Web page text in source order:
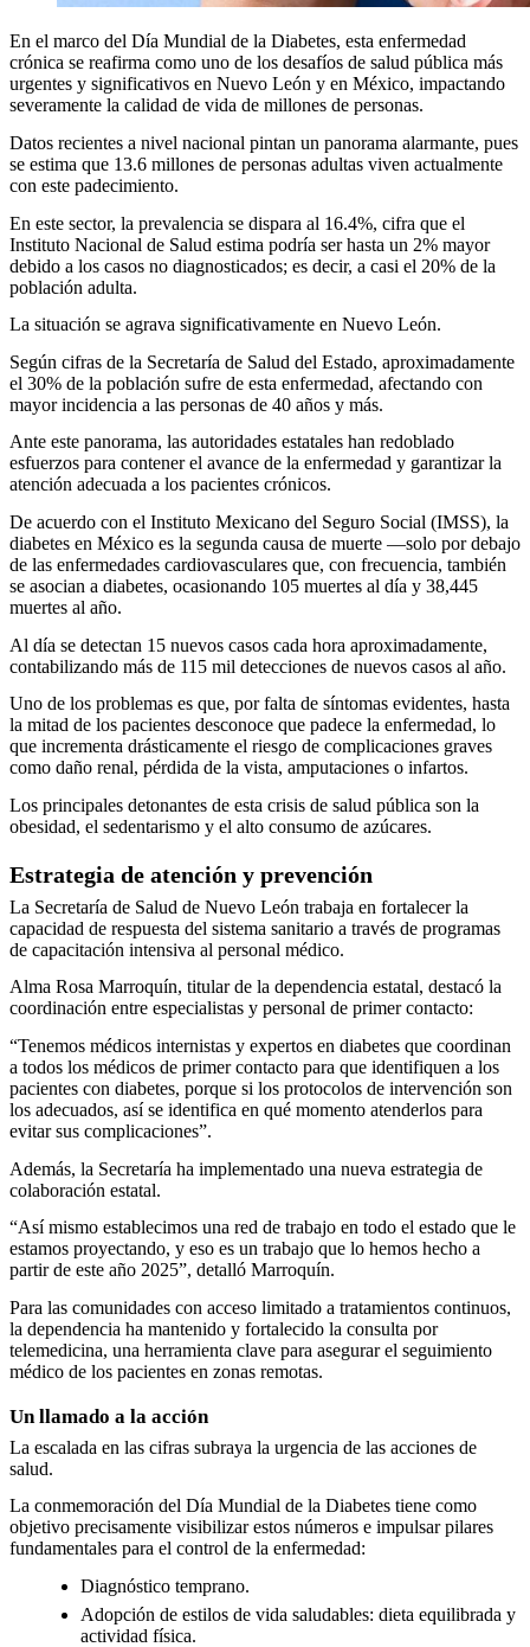
En el marco del Día Mundial de la Diabetes, esta enfermedad
crónica se reafirma como uno de los desafíos de salud pública más
urgentes y significativos en Nuevo León y en México, impactando
severamente la calidad de vida de millones de personas.
Datos recientes a nivel nacional pintan un panorama alarmante, pues
se estima que 13.6 millones de personas adultas viven actualmente
con este padecimiento.
En este sector, la prevalencia se dispara al 16.4%, cifra que el
Instituto Nacional de Salud estima podría ser hasta un 2% mayor
debido a los casos no diagnosticados; es decir, a casi el 20% de la
población adulta.
La situación se agrava significativamente en Nuevo León.
Según cifras de la Secretaría de Salud del Estado, aproximadamente
el 30% de la población sufre de esta enfermedad, afectando con
mayor incidencia a las personas de 40 años y más.
Ante este panorama, las autoridades estatales han redoblado
esfuerzos para contener el avance de la enfermedad y garantizar la
atención adecuada a los pacientes crónicos.
De acuerdo con el Instituto Mexicano del Seguro Social (IMSS), la
diabetes en México es la segunda causa de muerte —solo por debajo
de las enfermedades cardiovasculares que, con frecuencia, también
se asocian a diabetes, ocasionando 105 muertes al día y 38,445
muertes al año.
Al día se detectan 15 nuevos casos cada hora aproximadamente,
contabilizando más de 115 mil detecciones de nuevos casos al año.
Uno de los problemas es que, por falta de síntomas evidentes, hasta
la mitad de los pacientes desconoce que padece la enfermedad, lo
que incrementa drásticamente el riesgo de complicaciones graves
como daño renal, pérdida de la vista, amputaciones o infartos.
Los principales detonantes de esta crisis de salud pública son la
obesidad, el sedentarismo y el alto consumo de azúcares.
Estrategia de atención y prevención
La Secretaría de Salud de Nuevo León trabaja en fortalecer la
capacidad de respuesta del sistema sanitario a través de programas
de capacitación intensiva al personal médico.
Alma Rosa Marroquín, titular de la dependencia estatal, destacó la
coordinación entre especialistas y personal de primer contacto:
“Tenemos médicos internistas y expertos en diabetes que coordinan
a todos los médicos de primer contacto para que identifiquen a los
pacientes con diabetes, porque si los protocolos de intervención son
los adecuados, así se identifica en qué momento atenderlos para
evitar sus complicaciones”.
Además, la Secretaría ha implementado una nueva estrategia de
colaboración estatal.
“Así mismo establecimos una red de trabajo en todo el estado que le
estamos proyectando, y eso es un trabajo que lo hemos hecho a
partir de este año 2025”, detalló Marroquín.
Para las comunidades con acceso limitado a tratamientos continuos,
la dependencia ha mantenido y fortalecido la consulta por
telemedicina, una herramienta clave para asegurar el seguimiento
médico de los pacientes en zonas remotas.
Un llamado a la acción
La escalada en las cifras subraya la urgencia de las acciones de
salud.
La conmemoración del Día Mundial de la Diabetes tiene como
objetivo precisamente visibilizar estos números e impulsar pilares
fundamentales para el control de la enfermedad:
Diagnóstico temprano.
Adopción de estilos de vida saludables: dieta equilibrada y
actividad física.